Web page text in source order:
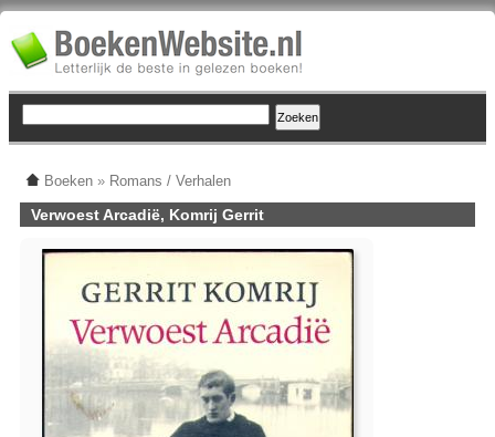
Boeken » Romans / Verhalen
Verwoest Arcadië, Komrij Gerrit